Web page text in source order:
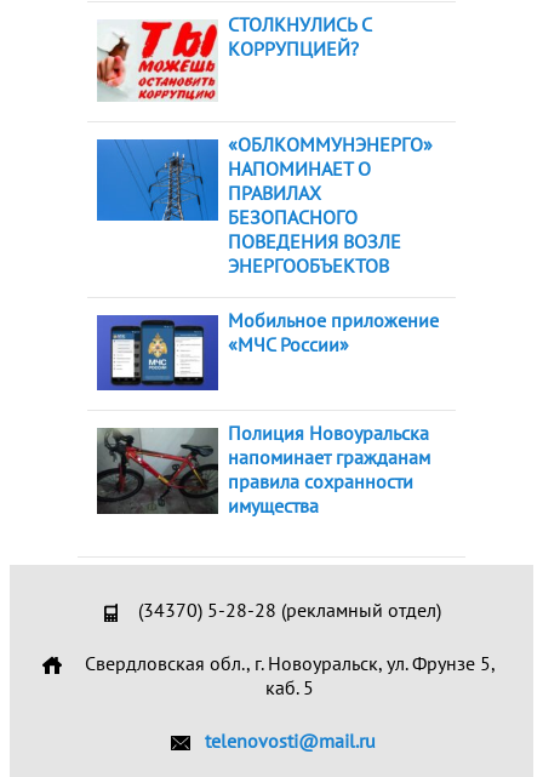
СТОЛКНУЛИСЬ С
КОРРУПЦИЕЙ?
«ОБЛКОММУНЭНЕРГО»
НАПОМИНАЕТ О
ПРАВИЛАХ
БЕЗОПАСНОГО
ПОВЕДЕНИЯ ВОЗЛЕ
ЭНЕРГООБЪЕКТОВ
Мобильное приложение
«МЧС России»
Полиция Новоуральска
напоминает гражданам
правила сохранности
имущества
(34370) 5-28-28 (рекламный отдел)
Свердловская обл., г. Новоуральск, ул. Фрунзе 5,
каб. 5
telenovosti@mail.ru